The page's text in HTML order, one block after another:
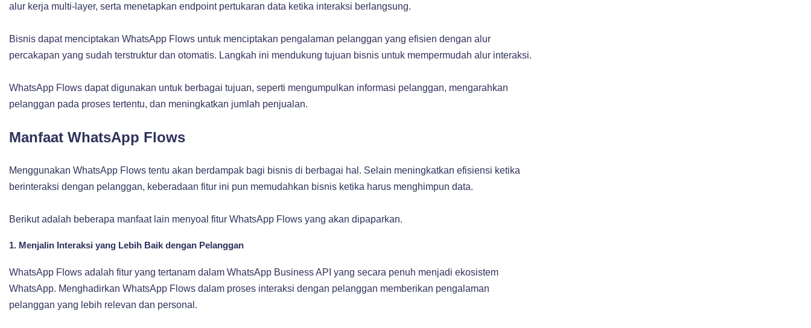
alur kerja multi-layer, serta menetapkan endpoint pertukaran data ketika interaksi berlangsung.
Bisnis dapat menciptakan WhatsApp Flows untuk menciptakan pengalaman pelanggan yang efisien dengan alur
percakapan yang sudah terstruktur dan otomatis. Langkah ini mendukung tujuan bisnis untuk mempermudah alur interaksi.
WhatsApp Flows dapat digunakan untuk berbagai tujuan, seperti mengumpulkan informasi pelanggan, mengarahkan
pelanggan pada proses tertentu, dan meningkatkan jumlah penjualan.
Manfaat WhatsApp Flows
Menggunakan WhatsApp Flows tentu akan berdampak bagi bisnis di berbagai hal. Selain meningkatkan efisiensi ketika
berinteraksi dengan pelanggan, keberadaan fitur ini pun memudahkan bisnis ketika harus menghimpun data.
Berikut adalah beberapa manfaat lain menyoal fitur WhatsApp Flows yang akan dipaparkan.
1. Menjalin Interaksi yang Lebih Baik dengan Pelanggan
WhatsApp Flows adalah fitur yang tertanam dalam WhatsApp Business API yang secara penuh menjadi ekosistem
WhatsApp. Menghadirkan WhatsApp Flows dalam proses interaksi dengan pelanggan memberikan pengalaman
pelanggan yang lebih relevan dan personal.